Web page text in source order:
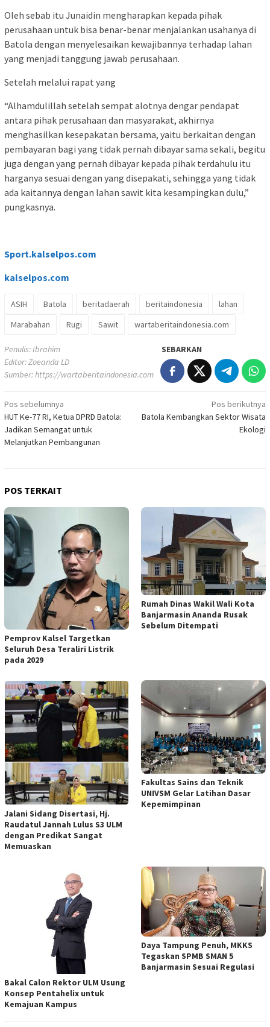
Oleh sebab itu Junaidin mengharapkan kepada pihak
perusahaan untuk bisa benar-benar menjalankan usahanya di
Batola dengan menyelesaikan kewajibannya terhadap lahan
yang menjadi tanggung jawab perusahaan.
Setelah melalui rapat yang
“Alhamdulillah setelah sempat alotnya dengar pendapat
antara pihak perusahaan dan masyarakat, akhirnya
menghasilkan kesepakatan bersama, yaitu berkaitan dengan
pembayaran bagi yang tidak pernah dibayar sama sekali, begitu
juga dengan yang pernah dibayar kepada pihak terdahulu itu
harganya sesuai dengan yang disepakati, sehingga yang tidak
ada kaitannya dengan lahan sawit kita kesampingkan dulu,”
pungkasnya.
Sport.kalselpos.com
kalselpos.com
ASIH Batola beritadaerah beritaindonesia
lahan
Marabahan
Rugi Sawit wartaberitaindonesia.com
Penulis: Ibrahim
Editor: Zoeanda LD
Sumber:https://wartaberitaindonesia.com
SEBARKAN
Navigasi
pos
Pos sebelumnya
HUT Ke-77 RI, Ketua DPRD Batola:
Jadikan Semangat untuk
Melanjutkan Pembangunan
Pos berikutnya
Batola Kembangkan Sektor Wisata
Ekologi
POS TERKAIT
Pemprov Kalsel Targetkan
Seluruh Desa Teraliri Listrik
pada 2029
Rumah Dinas Wakil Wali Kota
Banjarmasin Ananda Rusak
Sebelum Ditempati
Jalani Sidang Disertasi, Hj.
Raudatul Jannah Lulus S3 ULM
dengan Predikat Sangat
Memuaskan
Fakultas Sains dan Teknik
UNIVSM Gelar Latihan Dasar
Kepemimpinan
Bakal Calon Rektor ULM Usung
Konsep Pentahelix untuk
Kemajuan Kampus
Daya Tampung Penuh, MKKS
Tegaskan SPMB SMAN 5
Banjarmasin Sesuai Regulasi